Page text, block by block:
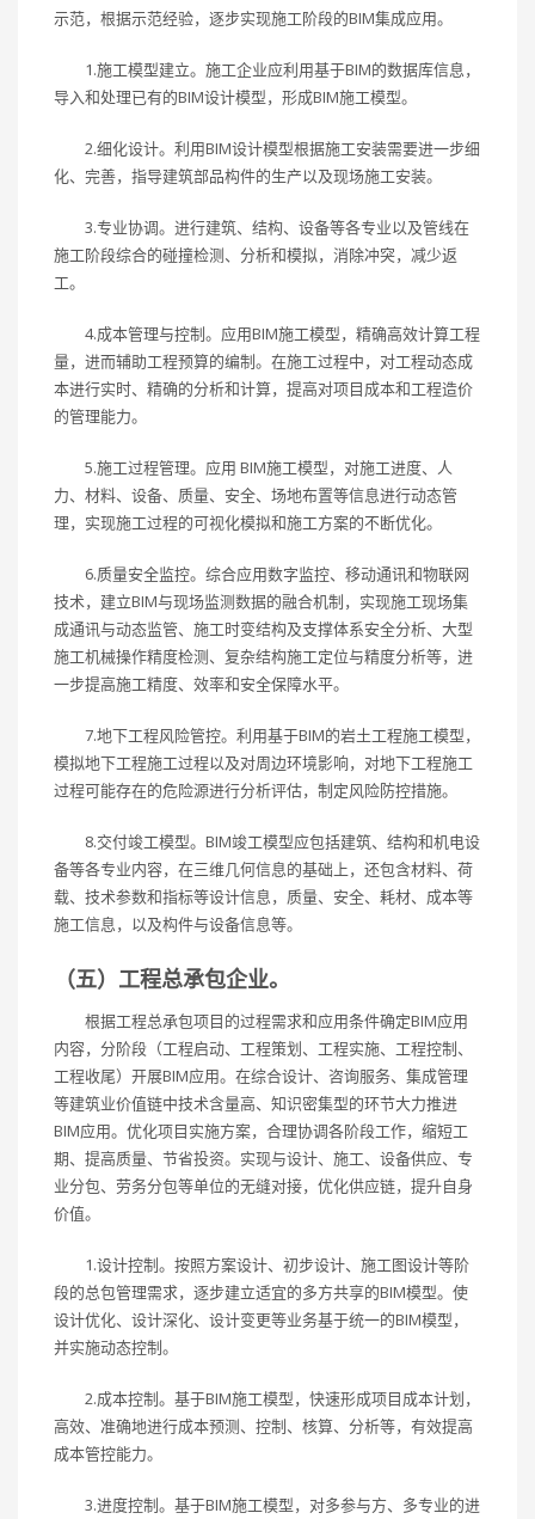
示范，根据示范经验，逐步实现施工阶段的BIM集成应用。
1.施工模型建立。施工企业应利用基于BIM的数据库信息，
导入和处理已有的BIM设计模型，形成BIM施工模型。
2.细化设计。利用BIM设计模型根据施工安装需要进一步细
化、完善，指导建筑部品构件的生产以及现场施工安装。
3.专业协调。进行建筑、结构、设备等各专业以及管线在
施工阶段综合的碰撞检测、分析和模拟，消除冲突，减少返
工。
4.成本管理与控制。应用BIM施工模型，精确高效计算工程
量，进而辅助工程预算的编制。在施工过程中，对工程动态成
本进行实时、精确的分析和计算，提高对项目成本和工程造价
的管理能力。
5.施工过程管理。应用 BIM施工模型，对施工进度、人
力、材料、设备、质量、安全、场地布置等信息进行动态管
理，实现施工过程的可视化模拟和施工方案的不断优化。
6.质量安全监控。综合应用数字监控、移动通讯和物联网
技术，建立BIM与现场监测数据的融合机制，实现施工现场集
成通讯与动态监管、施工时变结构及支撑体系安全分析、大型
施工机械操作精度检测、复杂结构施工定位与精度分析等，进
一步提高施工精度、效率和安全保障水平。
7.地下工程风险管控。利用基于BIM的岩土工程施工模型，
模拟地下工程施工过程以及对周边环境影响，对地下工程施工
过程可能存在的危险源进行分析评估，制定风险防控措施。
8.交付竣工模型。BIM竣工模型应包括建筑、结构和机电设
备等各专业内容，在三维几何信息的基础上，还包含材料、荷
载、技术参数和指标等设计信息，质量、安全、耗材、成本等
施工信息，以及构件与设备信息等。
（五）工程总承包企业。
根据工程总承包项目的过程需求和应用条件确定BIM应用
内容，分阶段（工程启动、工程策划、工程实施、工程控制、
工程收尾）开展BIM应用。在综合设计、咨询服务、集成管理
等建筑业价值链中技术含量高、知识密集型的环节大力推进
BIM应用。优化项目实施方案，合理协调各阶段工作，缩短工
期、提高质量、节省投资。实现与设计、施工、设备供应、专
业分包、劳务分包等单位的无缝对接，优化供应链，提升自身
价值。
1.设计控制。按照方案设计、初步设计、施工图设计等阶
段的总包管理需求，逐步建立适宜的多方共享的BIM模型。使
设计优化、设计深化、设计变更等业务基于统一的BIM模型，
并实施动态控制。
2.成本控制。基于BIM施工模型，快速形成项目成本计划，
高效、准确地进行成本预测、控制、核算、分析等，有效提高
成本管控能力。
3.进度控制。基于BIM施工模型，对多参与方、多专业的进